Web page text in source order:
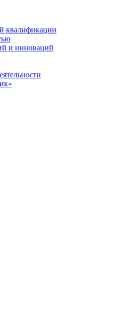
квалификации
и инноваций